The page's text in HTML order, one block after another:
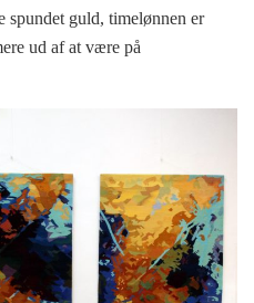
guld, timelønnen er
ud af at være på